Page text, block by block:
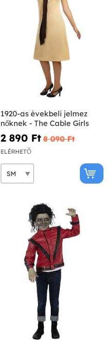
1920-as évekbeli jelmez
nőknek - The Cable Girls
2 890 Ft‎ 8 090 Ft‎
ELÉRHETŐ